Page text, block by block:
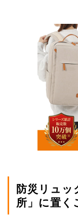
防災リュッ
所」に置く